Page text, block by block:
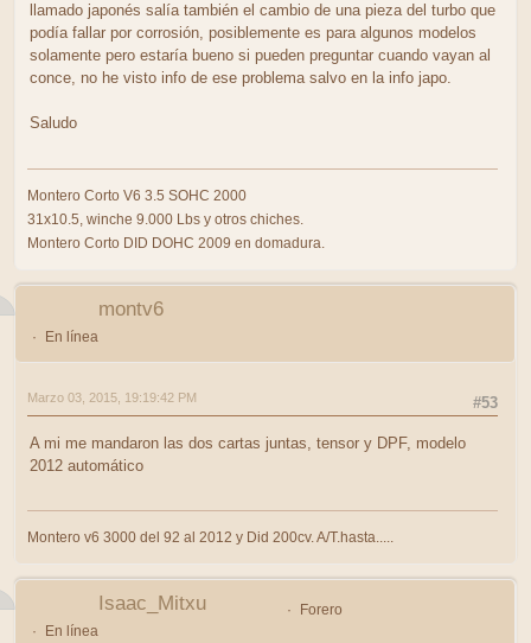
llamado japonés salía también el cambio de una pieza del turbo que
podía fallar por corrosión, posiblemente es para algunos modelos
solamente pero estaría bueno si pueden preguntar cuando vayan al
conce, no he visto info de ese problema salvo en la info japo.
Saludo
Montero Corto V6 3.5 SOHC 2000
31x10.5, winche 9.000 Lbs y otros chiches.
Montero Corto DID DOHC 2009 en domadura.
montv6
En línea
#53
Marzo 03, 2015, 19:19:42 PM
A mi me mandaron las dos cartas juntas, tensor y DPF, modelo
2012 automático
Montero v6 3000 del 92 al 2012 y Did 200cv. A/T.hasta.....
Isaac_Mitxu
Forero
En línea